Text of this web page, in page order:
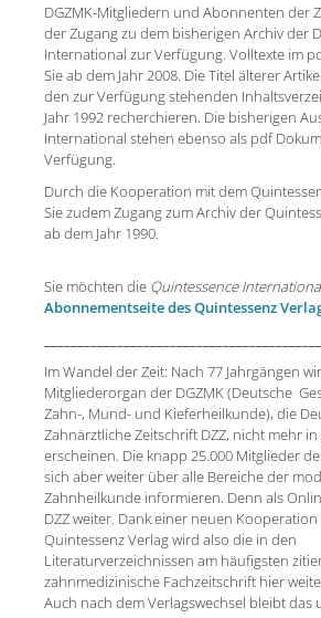
DGZMK-Mitgliedern und Abonnenten der
der Zugang zu dem bisherigen Archiv der
International zur Verfügung. Volltexte im
Sie ab dem Jahr 2008. Die Titel älterer
den zur Verfügung stehenden
Jahr 1992 recherchieren. Die bisherigen
International stehen ebenso als pdf
Verfügung.
Durch die Kooperation mit dem
Sie zudem Zugang zum Archiv der
ab dem Jahr 1990.
Sie möchten die Quintessence
Abonnementseite des Quintessenz
Im Wandel der Zeit: Nach 77 Jahrgängen
Mitgliederorgan der DGZMK (Deutsche
Zahn-, Mund- und Kieferheilkunde), die
Zahnärztliche Zeitschrift DZZ, nicht mehr
erscheinen. Die knapp 25.000 Mitglieder
sich aber weiter über alle Bereiche der
Zahnheilkunde informieren. Denn als
DZZ weiter. Dank einer neuen
Quintessenz Verlag wird also die in den
Literaturverzeichnissen am häufigsten
zahnmedizinische Fachzeitschrift hier
Auch nach dem Verlagswechsel bleibt das